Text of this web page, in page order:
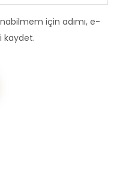
için adımı, e-
kaydet.